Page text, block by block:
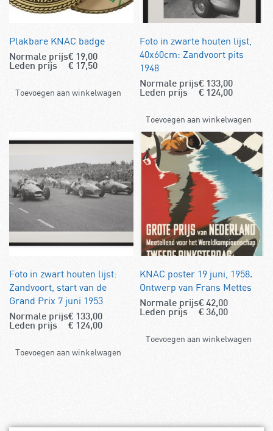
Plakbare KNAC badge
Normale prijs€ 19,00
Leden prijs
€ 17,50
Toevoegen aan winkelwagen
Foto in zwarte houten lijst,
40x60cm: Zandvoort pits
1948
Normale prijs€ 133,00
Leden prijs
€ 124,00
Toevoegen aan winkelwagen
Foto in zwart houten lijst:
Zandvoort, start van de
Grand Prix 7 juni 1953
Normale prijs€ 133,00
Leden prijs
€ 124,00
Toevoegen aan winkelwagen
KNAC poster 19 juni, 1958.
Ontwerp van Frans Mettes
Normale prijs€ 42,00
Leden prijs
€ 36,00
Toevoegen aan winkelwagen